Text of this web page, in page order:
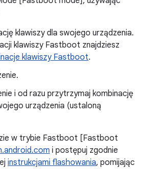
klawiszy dla swojego urządzenia.
klawiszy Fastboot znajdziesz
klawiszy Fastboot.
i od razu przytrzymaj kombinację
urządzenia (ustaloną
w trybie Fastboot [Fastboot
i postępuj zgodnie
instrukcjami flashowania, pomijając